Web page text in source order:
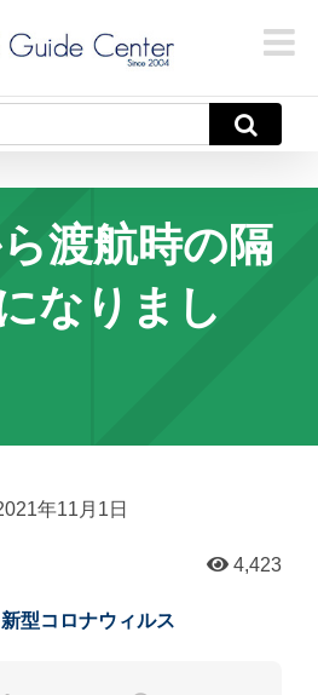
渡航時の隔
なりまし
年11月1日
4,423
新型コロナウィルス